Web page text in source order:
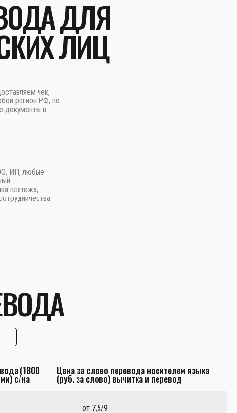
ДЛЯ
ЛИЦ
чек,
регион РФ, по
документы в
ИП, любые
платежа,
(1800
с/на
Цена за слово перевода носителем языка
(руб. за слово) вычитка и перевод
от 7,5/9